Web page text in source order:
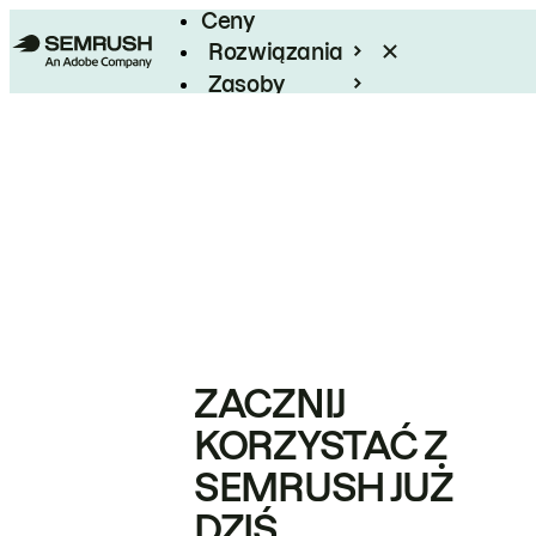
Ceny
Rozwiązania
Zasoby
ZACZNIJ
KORZYSTAĆ Z
SEMRUSH JUŻ